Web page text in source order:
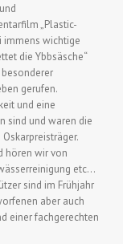
„Plastic-
immens wichtige
die Ybbsäsche“
gerufen.
und eine
sind und waren die
hören wir von
etc…
sind im Frühjahr
aber auch
einer fachgerechten